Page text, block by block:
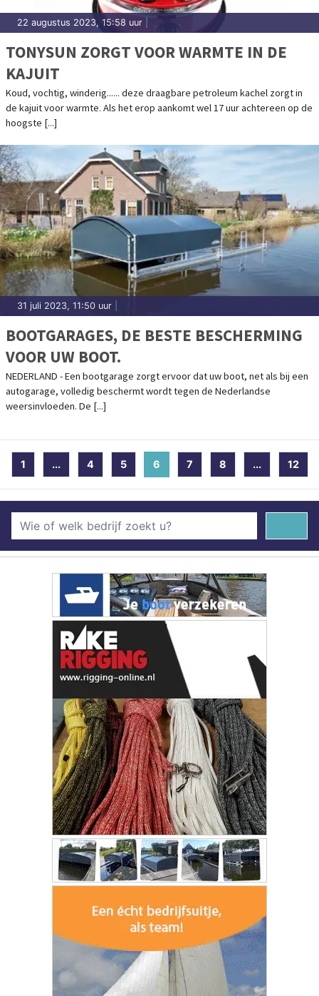
22 augustus 2023, 15:58 uur
TONYSUN ZORGT VOOR WARMTE IN DE
KAJUIT
Koud, vochtig, winderig...... deze draagbare petroleum kachel zorgt in
de kajuit voor warmte. Als het erop aankomt wel 17 uur achtereen op de
hoogste [...]
31 juli 2023, 11:50 uur
BOOTGARAGES, DE BESTE BESCHERMING
VOOR UW BOOT.
NEDERLAND - Een bootgarage zorgt ervoor dat uw boot, net als bij een
autogarage, volledig beschermt wordt tegen de Nederlandse
weersinvloeden. De [...]
1 ... 4 5 6 (current)
7 8 ... 12